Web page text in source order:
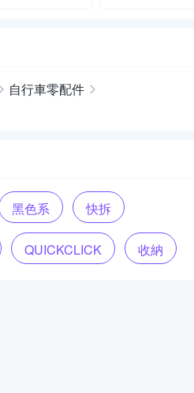
自行車零配件
黑色系 快拆
QUICKCLICK 收納